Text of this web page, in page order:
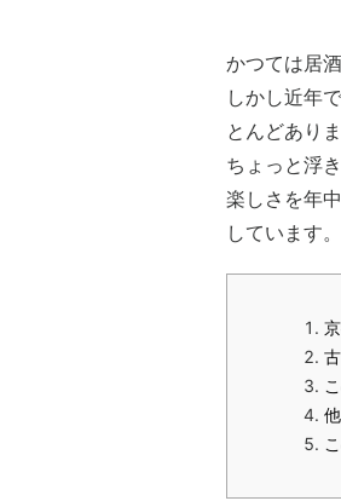
かつては居
しかし近年
とんどあり
ちょっと浮
楽しさを年
しています。